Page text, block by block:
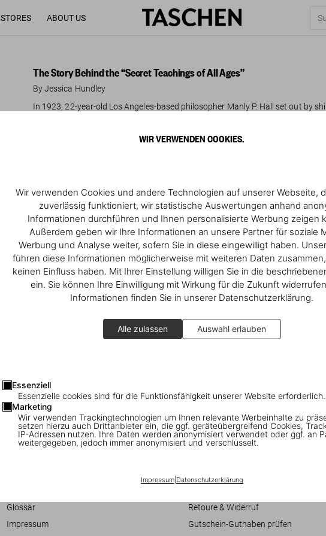
WIR VERWENDEN COOKIES.
Wir verwenden Cookies und andere Technologien auf unserer Webseite,
zuverlässig funktioniert, wir statistische Auswertungen anhand
Informationen durchführen und Ihnen personalisierte Werbung zeigen
Außerdem geben wir Ihre Informationen an unsere Partner für soziale
Werbung und Analyse weiter, sofern Sie in diese eingewilligt haben.
führen diese Informationen möglicherweise mit weiteren Daten
keinen Einfluss haben. Mit Ihrer Einstellung willigen Sie in die
ein. Sie können Ihre Einwilligung mit Wirkung für die Zukunft
Informationen finden Sie in unserer Datenschutzerklärung.
Alle zulassen Auswahl erlauben
Essenziell
Essenzielle cookies sind für die Funktionsfähigkeit unserer Website erforderlich.
Marketing
Wir verwenden Trackingtechnologien um Ihnen relevante Werbeinhalte zu
setzen hierzu auch Drittanbieter ein, die ggf. geräteübergreifend Cookies,
IP-Adressen nutzen. Ihre Daten werden anonymisiert verwendet oder ggf. an
weitergegeben, jedoch immer anonymisiert und verschlüsselt.
Impressum| Datenschutzerklärung
STORES ABOUT US
The Story Behind the “Secret Teachings of All Ages”
By Jessica Hundley
In 1923, 22-year-old Los Angeles-based philosopher Manly P. Hall set out by
feet of the Sphinx, climb the Great Wall, and sit at the feet of Sufi holy men.
interpreting the philosophic, scientific, and religious allegories of the ancient
Read more
Company
Allgemeine Geschäftsbedingungen
Glossar
Impressum
Verbraucherinformationen
Chat
Retoure & Widerruf
Gutschein-Guthaben prüfen